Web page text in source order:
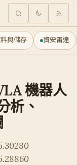
與儲存 資安雷達
機器人
析、